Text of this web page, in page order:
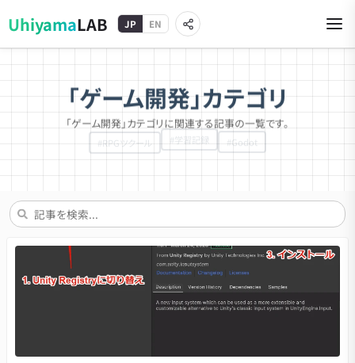
UhiyamaLAB JP EN
「ゲーム開発」カテゴリ
「ゲーム開発」カテゴリに関連する記事の一覧です。
#Next.js Live2D Adobe